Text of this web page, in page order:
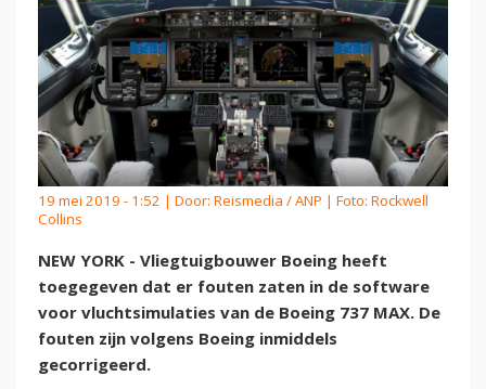
19 mei 2019 - 1:52 | Door: Reismedia / ANP | Foto: Rockwell
Collins
NEW YORK - Vliegtuigbouwer Boeing heeft
toegegeven dat er fouten zaten in de software
voor vluchtsimulaties van de Boeing 737 MAX. De
fouten zijn volgens Boeing inmiddels
gecorrigeerd.